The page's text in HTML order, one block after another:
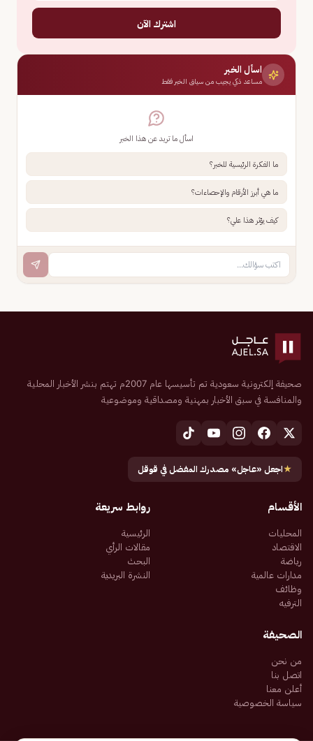
اشترك الآن
اسأل الخبر
مساعد ذكي يجيب من سياق الخبر فقط
اسأل ما تريد عن هذا الخبر
ما الفكرة الرئيسية للخبر؟
ما هي أبرز الأرقام والإحصاءات؟
كيف يؤثر هذا علي؟
صحيفة إلكترونية سعودية تم تأسيسها عام 2007م تهتم بنشر الأخبار المحلية
والمنافسة في سبق الأخبار بمهنية ومصداقية وموضوعية
★اجعل «عاجل» مصدرك المفضل في قوقل
الأقسام
المحليات
الاقتصاد
رياضة
مدارات عالمية
وظائف
الترفيه
روابط سريعة
الرئيسية
مقالات الرأي
البحث
النشرة البريدية
الصحيفة
من نحن
اتصل بنا
أعلن معنا
سياسة الخصوصية